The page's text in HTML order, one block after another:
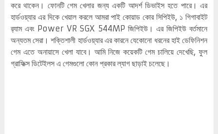
করে থাকেন। ফোনটি গেম খেলার জন্য একটি আদর্শ ডিভাইস হতে পারে। এর
হার্ডওয়্যার এর দিকে খেয়াল করলে আমরা পাই কোয়াড কোর সিপিইউ, ১ গিগাবাইট
র‌্যাম এবং Power VR SGX 544MP জিপিইউ। এর জিপিইউ বর্তমানে
অন্যতম সেরা। শক্তিশালী হার্ডওয়্যার এর কারনে যেকোনো ধরনের হাই ডেফিনিশন
গেম এতে অনায়াসে খেলা যাবে। আমি নিজে কয়েকটি গেম চালিয়ে দেখেছি, ফুল
গ্রাফিক্স ডিটেইলস এ গেমগুলো কোন প্রকার ল্যাগ ছাড়াই চলেছে।